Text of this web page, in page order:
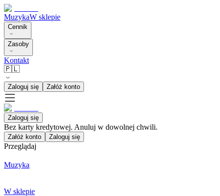
MuzykaW sklepie
Cennik
Zasoby
Kontakt
🇵🇱
Zaloguj się Załóż konto
Zaloguj się
Bez karty kredytowej. Anuluj w dowolnej chwili.
Załóż konto Zaloguj się
Przeglądaj
Muzyka
W sklepie